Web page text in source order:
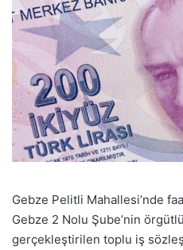
Gebze Pelitli Mahallesi’nde
Gebze 2 Nolu Şube’nin
gerçekleştirilen toplu iş